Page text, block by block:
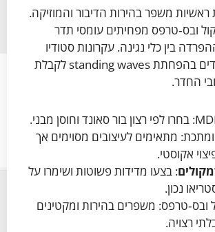
ראשיות משפר בהירות הדיבור והמוזיקה.
ובס‑טרפס מפחיתים עומסי תדר
בין כלי נגינה. עקרונות סטודיו
מקצועי מתמקדים בהפחתת standing waves לקבלת
החדר.
מתאימים לעיצובים מסוימים אך
אקוסטי.
: בצעו מדידות פשוטות ושימרו על
נכון.
ובס‑טרפס: משפרים בהירות ומקטינים
רצויה.